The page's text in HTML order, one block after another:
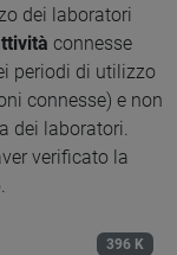
dei laboratori
connesse
periodi di utilizzo
connesse) e non
dei laboratori.
verificato la
.
396 K